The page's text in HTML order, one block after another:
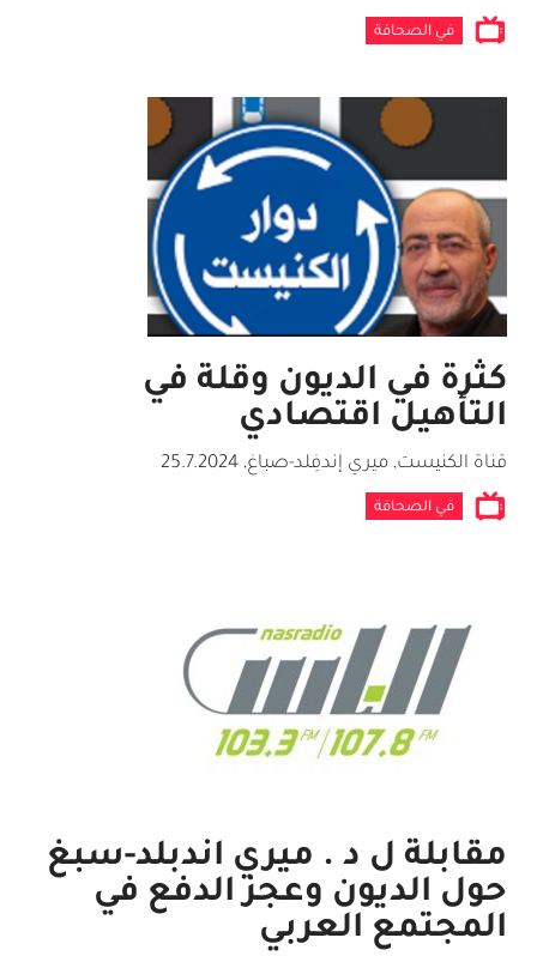
في الصحافة
كثرة في الديون وقلة في
التأهيل اقتصادي
قناة الكنيست, ميري إندفِلد-صباغ,
25.7.2024
في الصحافة
مقابلة ل د . ميري اندبلد-سبغ
حول الديون وعجز الدفع في
المجتمع العربي